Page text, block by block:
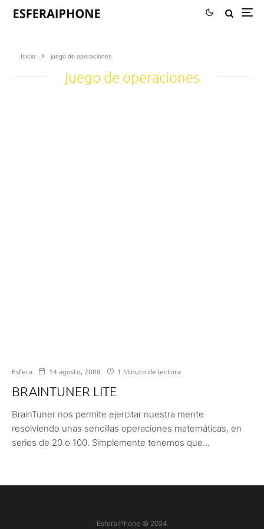
Inicio juego de operaciones
juego de operaciones
Esfera 14 agosto, 2008 1 Minuto de lectura
BRAINTUNER LITE
BrainTuner nos permite ejercitar nuestra mente
resolviendo unas sencillas operaciones matemáticas, en
series de 20 o 100. Simplemente tenemos que...
EsferaiPhone © 2024